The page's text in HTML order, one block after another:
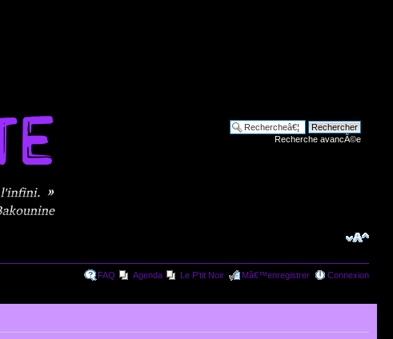
Recherche avancÃ©e
FAQ Agenda Le P'tit Noir Mâ€™enregistrer Connexion